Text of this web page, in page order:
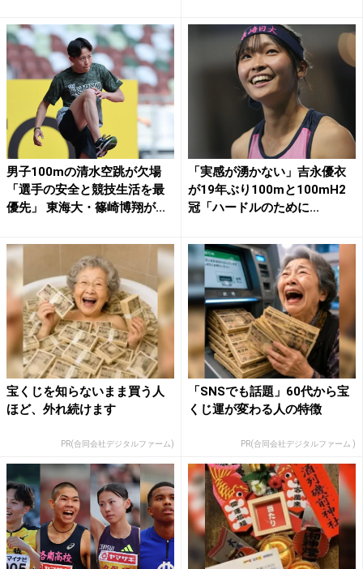
男子100mの清水空跳が欠場
「選手の安全と競技生活を最
優先」 東海大・篠崎博翔が...
「実感が湧かない」吉永優衣
が19年ぶり100mと100mH2
冠「ハードルのために...
宝くじを知らないまま買う人
ほど、外れ続けます
PR(合同会社デジタルファーム)
「SNSでも話題」60代から宝
くじ運が変わる人の特徴
PR(合同会社デジタルファーム )